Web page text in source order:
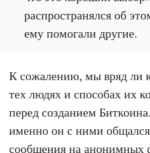
распространялся об
ему помогали другие.
К сожалению, мы вряд ли
тех людях и способах их
перед созданием
именно он с ними
сообщения на анонимных